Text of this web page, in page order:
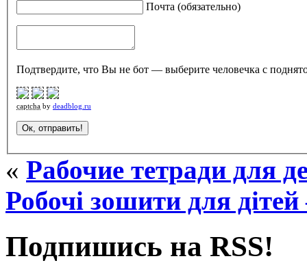
Почта (обязательно)
Подтвердите, что Вы не бот — выберите человечка с
captcha by deadblog.ru
« Рабочие тетради для
Робочі зошити для
Подпишись на RSS!